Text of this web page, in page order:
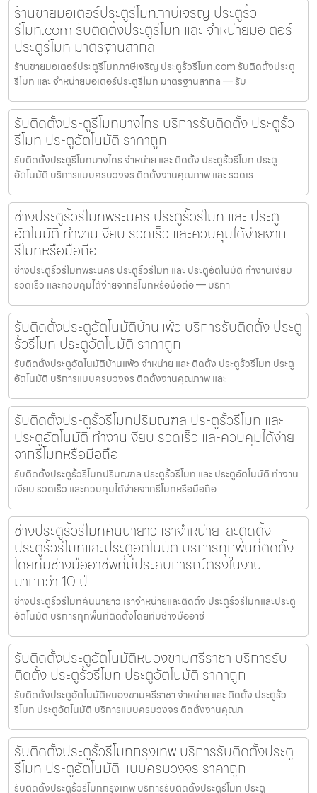
ร้านขายมอเตอร์ประตูรีโมทภาษีเจริญ ประตูรั้ว
รีโมท.com รับติดตั้งประตูรีโมท และ จำหน่ายมอเตอร์
ประตูรีโมท มาตรฐานสากล
ร้านขายมอเตอร์ประตูรีโมทภาษีเจริญ ประตูรั้วรีโมท.com รับติดตั้งประตู
รีโมท และ จำหน่ายมอเตอร์ประตูรีโมท มาตรฐานสากล — รับ
รับติดตั้งประตูรีโมทบางไทร บริการรับติดตั้ง ประตูรั้ว
รีโมท ประตูอัตโนมัติ ราคาถูก
รับติดตั้งประตูรีโมทบางไทร จำหน่าย และ ติดตั้ง ประตูรั้วรีโมท ประตู
อัตโนมัติ บริการแบบครบวงจร ติดตั้งงานคุณภาพ และ รวดเร
ช่างประตูรั้วรีโมทพระนคร ประตูรั้วรีโมท และ ประตู
อัตโนมัติ ทำงานเงียบ รวดเร็ว และควบคุมได้ง่ายจาก
รีโมทหรือมือถือ
ช่างประตูรั้วรีโมทพระนคร ประตูรั้วรีโมท และ ประตูอัตโนมัติ ทำงานเงียบ
รวดเร็ว และควบคุมได้ง่ายจากรีโมทหรือมือถือ — บริกา
รับติดตั้งประตูอัตโนมัติบ้านแพ้ว บริการรับติดตั้ง ประตู
รั้วรีโมท ประตูอัตโนมัติ ราคาถูก
รับติดตั้งประตูอัตโนมัติบ้านแพ้ว จำหน่าย และ ติดตั้ง ประตูรั้วรีโมท ประตู
อัตโนมัติ บริการแบบครบวงจร ติดตั้งงานคุณภาพ และ
รับติดตั้งประตูรั้วรีโมทปริมณฑล ประตูรั้วรีโมท และ
ประตูอัตโนมัติ ทำงานเงียบ รวดเร็ว และควบคุมได้ง่าย
จากรีโมทหรือมือถือ
รับติดตั้งประตูรั้วรีโมทปริมณฑล ประตูรั้วรีโมท และ ประตูอัตโนมัติ ทำงาน
เงียบ รวดเร็ว และควบคุมได้ง่ายจากรีโมทหรือมือถือ
ช่างประตูรั้วรีโมทคันนายาว เราจำหน่ายและติดตั้ง
ประตูรั้วรีโมทและประตูอัตโนมัติ บริการทุกพื้นที่ติดตั้ง
โดยทีมช่างมืออาชีพที่มีประสบการณ์ตรงในงาน
มากกว่า 10 ปี
ช่างประตูรั้วรีโมทคันนายาว เราจำหน่ายและติดตั้ง ประตูรั้วรีโมทและประตู
อัตโนมัติ บริการทุกพื้นที่ติดตั้งโดยทีมช่างมืออาชี
รับติดตั้งประตูอัตโนมัติหนองขามศรีราชา บริการรับ
ติดตั้ง ประตูรั้วรีโมท ประตูอัตโนมัติ ราคาถูก
รับติดตั้งประตูอัตโนมัติหนองขามศรีราชา จำหน่าย และ ติดตั้ง ประตูรั้ว
รีโมท ประตูอัตโนมัติ บริการแบบครบวงจร ติดตั้งงานคุณภ
รับติดตั้งประตูรั้วรีโมทกรุงเทพ บริการรับติดตั้งประตู
รีโมท ประตูอัตโนมัติ แบบครบวงจร ราคาถูก
รับติดตั้งประตูรั้วรีโมทกรุงเทพ บริการรับติดตั้งประตูรีโมท ประตู